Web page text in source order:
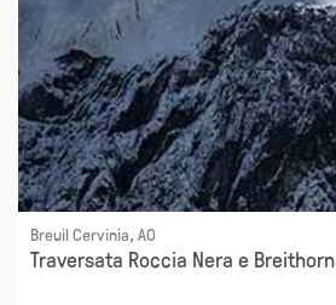
Breuil Cervinia, AO
Traversata Roccia Nera e Breithorn